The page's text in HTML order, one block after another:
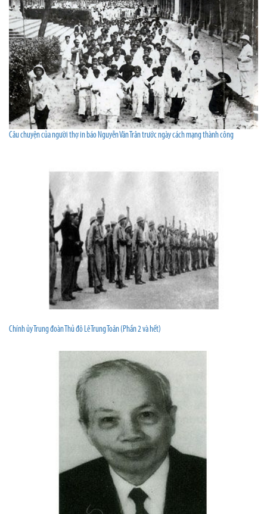
Câu chuyện của người thợ in báo Nguyễn Văn Trân trước ngày cách mạng thành công
Chính ủy Trung đoàn Thủ đô Lê Trung Toản (Phần 2 và hết)